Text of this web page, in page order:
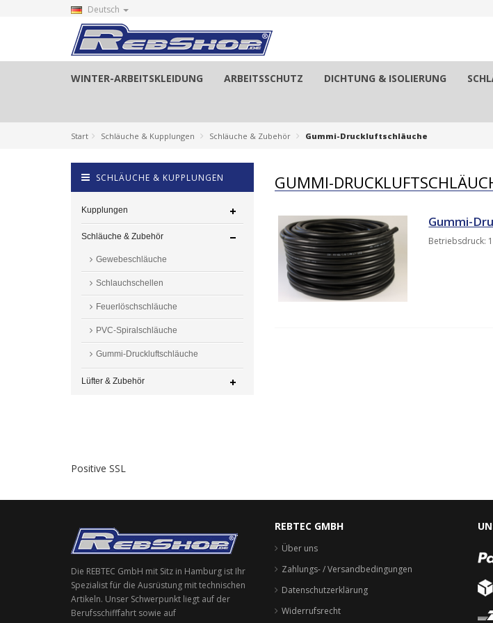
Deutsch
WINTER-ARBEITSKLEIDUNG ARBEITSSCHUTZ DICHTUNG & ISOLIERUNG
Start Schläuche & Kupplungen Schläuche & Zubehör Gummi-Druckluftschläuche
SCHLÄUCHE & KUPPLUNGEN
Kupplungen
Schläuche & Zubehör
Gewebeschläuche
Schlauchschellen
Feuerlöschschläuche
PVC-Spiralschläuche
Gummi-Druckluftschläuche
Lüfter & Zubehör
GUMMI-
Gummi-
Betriebsdruck:
Positive SSL
Die REBTEC GmbH mit Sitz in Hamburg ist Ihr
Spezialist für die Ausrüstung mit technischen
Artikeln. Unser Schwerpunkt liegt auf der
Berufsschifffahrt sowie auf
REBTEC GMBH
Über uns
Zahlungs- / Versandbedingungen
Datenschutzerklärung
Widerrufsrecht